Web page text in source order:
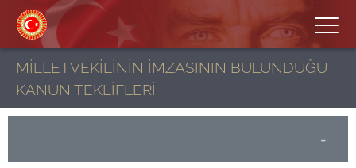
MİLLETVEKİLİNİN İMZASININ BULUNDUĞU
KANUN TEKLİFLERİ
-